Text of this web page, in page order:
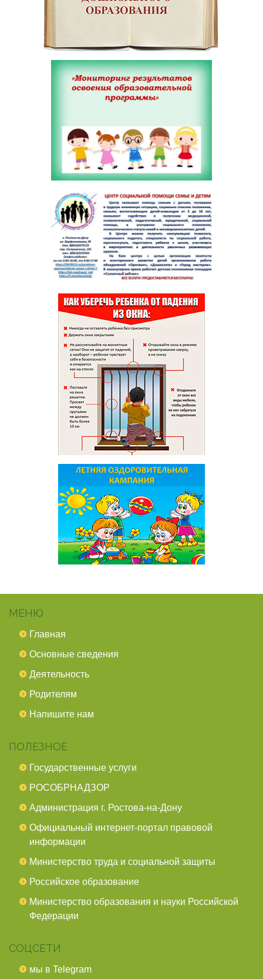
МЕНЮ
Главная
Основные сведения
Деятельность
Родителям
Напишите нам
ПОЛЕЗНОЕ
Государственные услуги
РОСОБРНАДЗОР
Администрация г. Ростова-на-Дону
Официальный интернет-портал правовой
информации
Министерство труда и социальной защиты
Российское образование
Министерство образования и науки Российской
Федерации
СОЦСЕТИ
мы в Telegram